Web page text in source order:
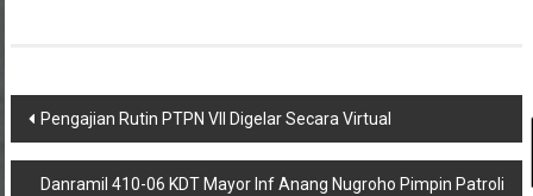
Navigasi
pos
Pengajian Rutin PTPN VII Digelar Secara Virtual
Danramil 410-06 KDT Mayor Inf Anang Nugroho Pimpin Patroli